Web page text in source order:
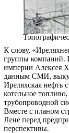
К слову,
группы компаний.
империи Алексея
данным СМИ,
Иреляхская нефть
котельное
трубопроводной
Вместе с планом
Лене перед
перспективы.